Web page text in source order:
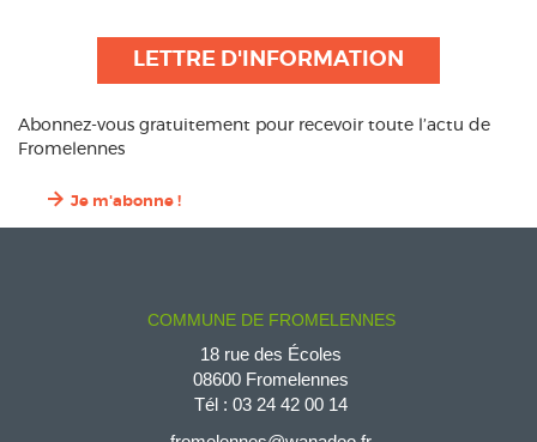
LETTRE D'INFORMATION
Abonnez-vous gratuitement pour recevoir toute l’actu de
Fromelennes
Je m'abonne !
COMMUNE DE FROMELENNES
18 rue des Écoles
08600 Fromelennes
Tél : 03 24 42 00 14